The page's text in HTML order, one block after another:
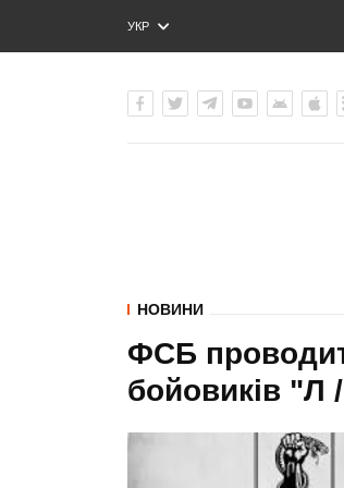
УКР
ENG
НОВИНИ
ФСБ
бойовиків "Л